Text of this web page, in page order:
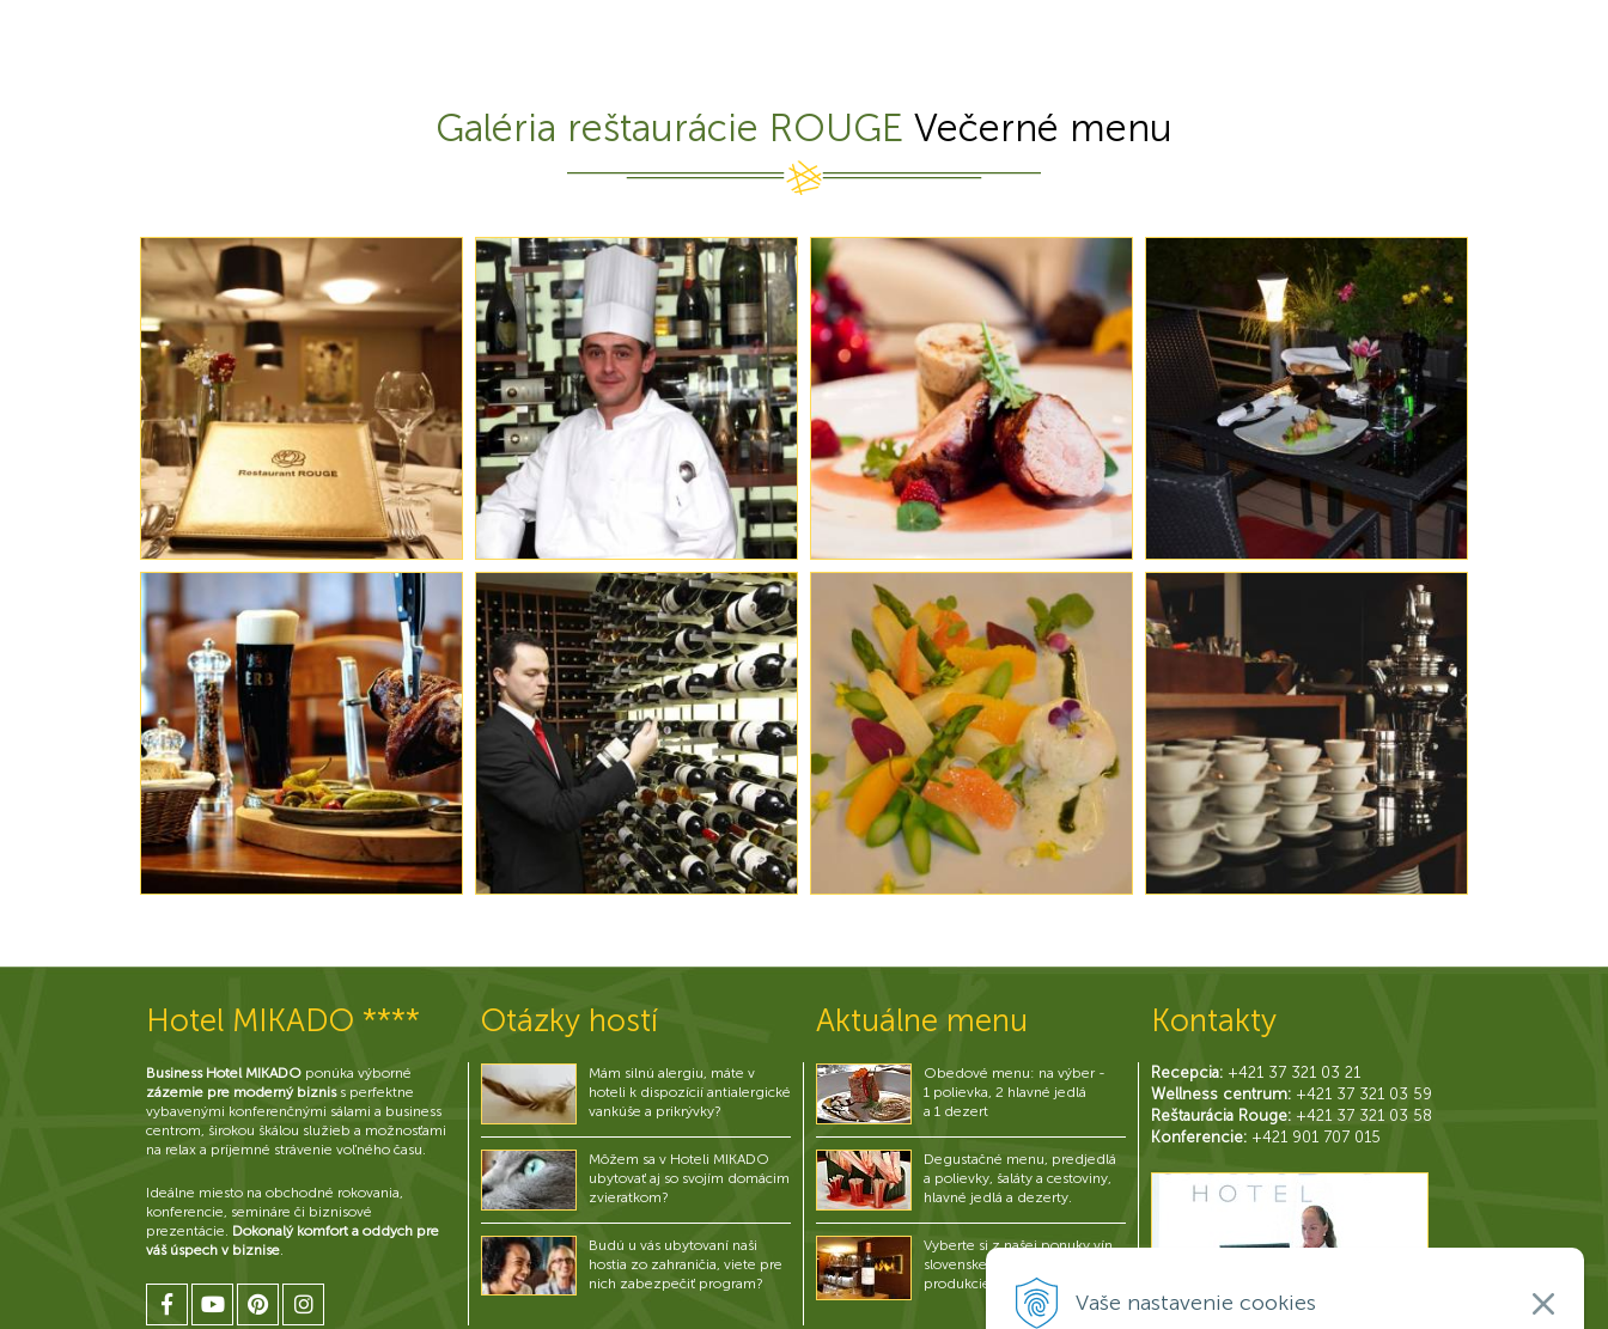
Vaše nastavenie cookies
Galéria reštaurácie ROUGE Večerné menu
Hotel MIKADO ****
Business Hotel MIKADO ponúka výborné
zázemie pre moderný bizniss perfektne
vybavenými konferenčnými sálami a business
centrom, širokou škálou služieb a možnosťami
na relax a príjemné strávenie voľného času.
Ideálne miesto na obchodné rokovania,
konferencie, semináre či biznisové
prezentácie. Dokonalý komfort a oddych pre
váš úspech v biznise.
Otázky hostí
Mám silnú alergiu, máte v
hoteli k dispozícií antialergické
vankúše a prikrývky?
Môžem sa v Hoteli MIKADO
ubytovať aj so svojím domácim
zvieratkom?
Budú u vás ubytovaní naši
hostia zo zahraničia, viete pre
nich zabezpečiť program?
Aktuálne menu
Obedové menu: na výber -
1 polievka, 2 hlavné jedlá
a 1 dezert
Degustačné menu, predjedlá
a polievky, šaláty a cestoviny,
hlavné jedlá a dezerty.
Vyberte si z našej ponuky vín
slovenskej i zahraničnej
produkcie.
Kontakty
Recepcia: +421 37 321 03 21
Wellness centrum: +421 37 321 03 59
Reštaurácia Rouge: +421 37 321 03 58
Konferencie: +421 901 707 015